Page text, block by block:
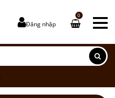
Đăng nhập
0